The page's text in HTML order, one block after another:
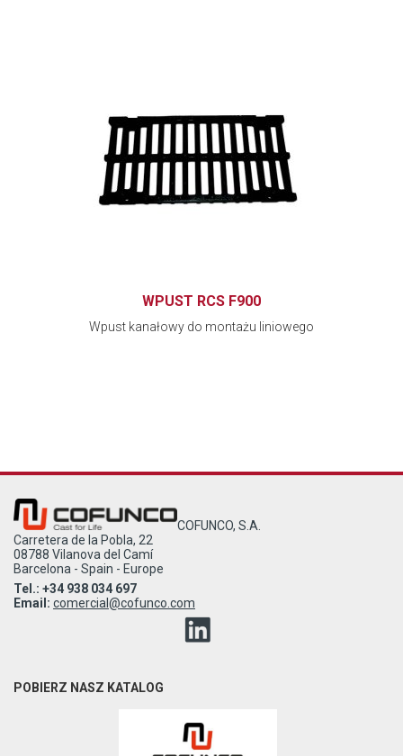
WPUST RCS F900
Wpust kanałowy do montażu liniowego
COFUNCO, S.A.
Carretera de la Pobla, 22
08788 Vilanova del Camí
Barcelona - Spain - Europe
Tel.: +34 938 034 697
Email: comercial@cofunco.com
POBIERZ NASZ KATALOG